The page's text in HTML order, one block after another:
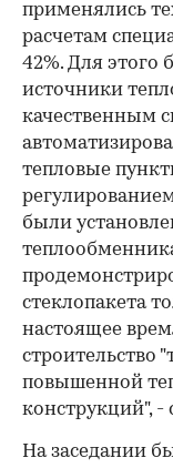
применялись
расчетам
42%. Для
источники
качественным
тепловые
были
стеклопакета
настоящее
строительство
повышенной
конструкций",
На заседании